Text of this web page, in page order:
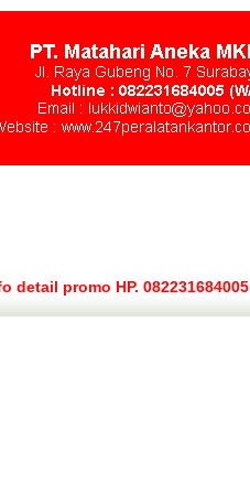
detail promo HP. 082231684005